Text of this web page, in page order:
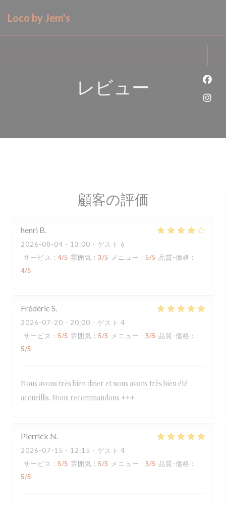
Loco by Jem's
レビュー
顧客の評価
henri B
2026-08-04 - 13:00 - ゲスト 6
サービス : 4/5 雰囲気 : 3/5 メニュー : 5/5 品質-価格 :
4/5
Frédéric S
2026-07-20 - 20:00 - ゲスト 4
サービス : 5/5 雰囲気 : 5/5 メニュー : 5/5 品質-価格 :
5/5
Nous avons très bien diner et nous avons très bien été
accueillis. Nous recommandons +++
Pierrick N
2026-07-15 - 12:15 - ゲスト 4
サービス : 5/5 雰囲気 : 5/5 メニュー : 5/5 品質-価格 :
5/5